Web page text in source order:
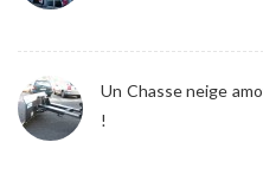
Un Chasse neige
!